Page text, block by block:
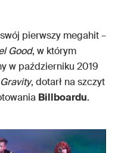
pierwszy megahit –
Good, w którym
w październiku 2019
Gravity, dotarł na szczyt
Billboardu.